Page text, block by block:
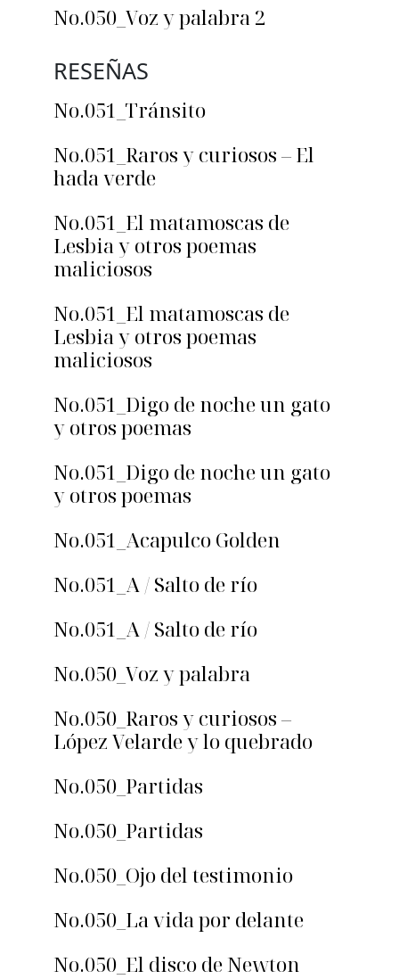
No.050_Voz y palabra 2
RESEÑAS
No.051_Tránsito
No.051_Raros y curiosos – El
hada verde
No.051_El matamoscas de
Lesbia y otros poemas
maliciosos
No.051_El matamoscas de
Lesbia y otros poemas
maliciosos
No.051_Digo de noche un gato
y otros poemas
No.051_Digo de noche un gato
y otros poemas
No.051_Acapulco Golden
No.051_A / Salto de río
No.051_A / Salto de río
No.050_Voz y palabra
No.050_Raros y curiosos –
López Velarde y lo quebrado
No.050_Partidas
No.050_Partidas
No.050_Ojo del testimonio
No.050_La vida por delante
No.050_El disco de Newton